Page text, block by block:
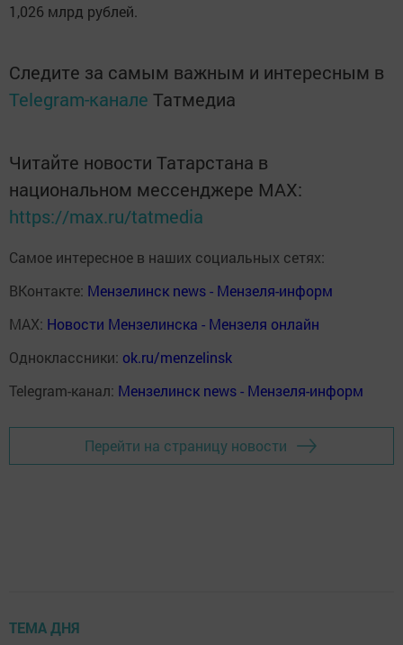
1,026 млрд рублей.
Следите за самым важным и интересным в
Telegram-канале Татмедиа
Читайте новости Татарстана в
национальном мессенджере MАХ:
https://max.ru/tatmedia
Самое интересное в наших социальных сетях:
ВКонтакте: Мензелинск news - Мензеля-информ
MAX: Новости Мензелинска - Мензеля онлайн
Одноклассники: ok.ru/menzelinsk
Telegram-канал: Мензелинск news - Мензеля-информ
Перейти на страницу новости
ТЕМА ДНЯ